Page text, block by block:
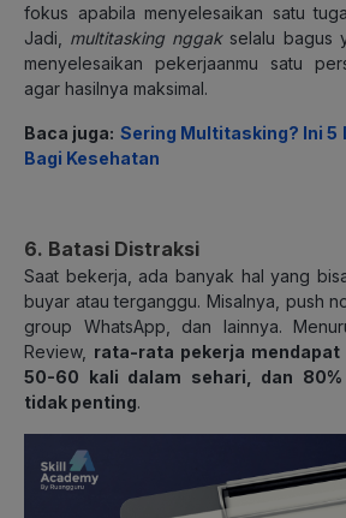
fokus apabila menyelesaikan satu
Jadi, multitasking nggakselalu bagus
menyelesaikan pekerjaanmu satu
agar hasilnya maksimal.
Baca juga: Sering Multitasking? Ini 5
Bagi Kesehatan
6. Batasi Distraksi
Saat bekerja, ada banyak hal yang
buyar atau terganggu. Misalnya, push
group WhatsApp, dan lainnya.
Review, rata-rata pekerja
50-60 kali dalam sehari, dan
tidak penting.